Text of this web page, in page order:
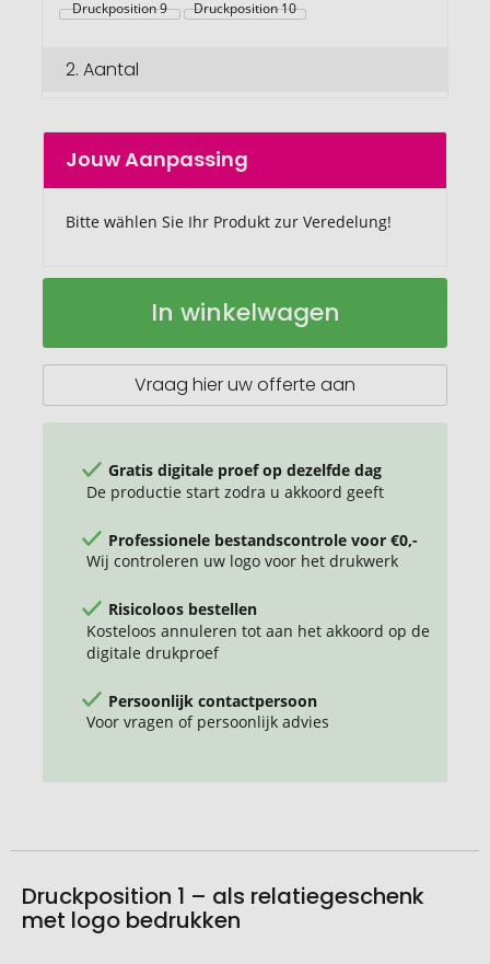
Druckposition 9
Druckposition 10
2. Aantal
Jouw Aanpassing
Bitte wählen Sie Ihr Produkt zur Veredelung!
NIZZA
In winkelwagen
Vraag hier uw offerte aan
Gratis digitale proef op dezelfde dag
De productie start zodra u akkoord geeft
Professionele bestandscontrole voor €0,-
Wij controleren uw logo voor het drukwerk
Risicoloos bestellen
Kosteloos annuleren tot aan het akkoord op de
digitale drukproef
Persoonlijk contactpersoon
Voor vragen of persoonlijk advies
Druckposition 1 – als relatiegeschenk
met logo bedrukken